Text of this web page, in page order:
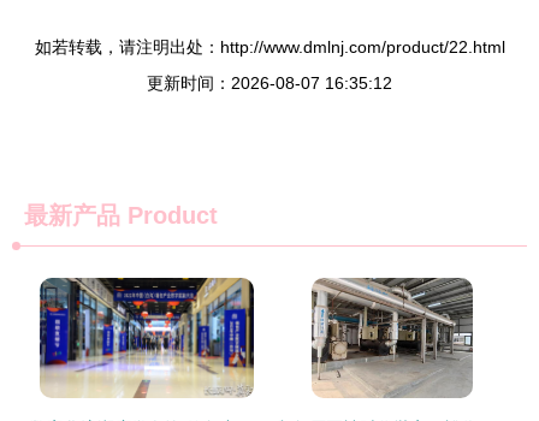
如若转载，请注明出处：http://www.dmlnj.com/product/22.html
更新时间：2026-08-07 16:35:12
最新产品 Product